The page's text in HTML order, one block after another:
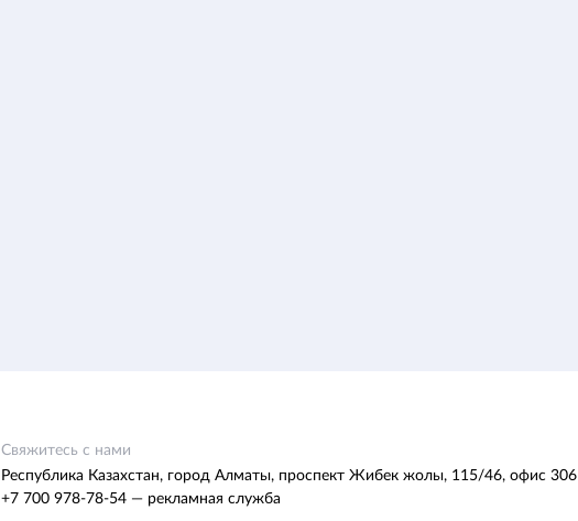
Свяжитесь с нами
Республика Казахстан, город Алматы, проспект Жибек жолы, 115/46, офис 306
+7 700 978-78-54 — рекламная служба